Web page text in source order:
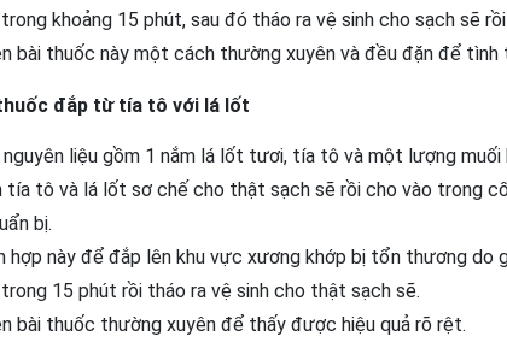
trong khoảng 15 phút, sau đó tháo ra vệ sinh cho sạch sẽ
bài thuốc này một cách thường xuyên và đều đặn để
đắp từ tía tô với lá lốt
nguyên liệu gồm 1 nắm lá lốt tươi, tía tô và một lượng muối
tía tô và lá lốt sơ chế cho thật sạch sẽ rồi cho vào trong
bị.
hợp này để đắp lên khu vực xương khớp bị tổn thương do
trong 15 phút rồi tháo ra vệ sinh cho thật sạch sẽ.
bài thuốc thường xuyên để thấy được hiệu quả rõ rệt.